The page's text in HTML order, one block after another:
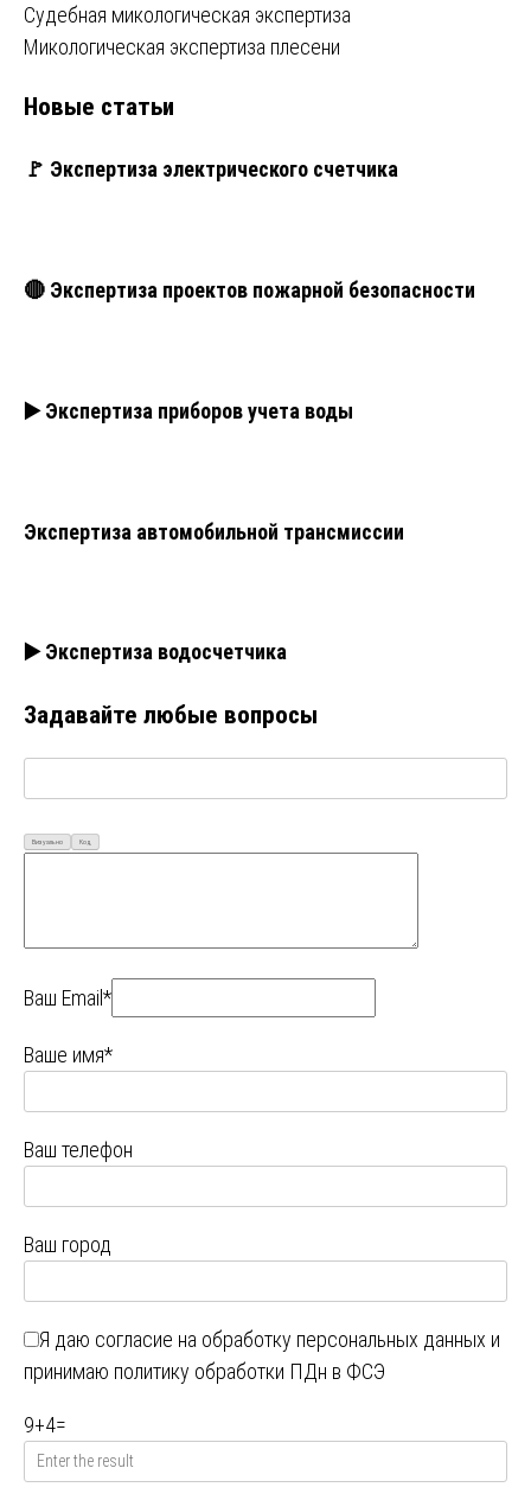
Судебная микологическая экспертиза
Микологическая экспертиза плесени
Новые статьи
🚩 Экспертиза электрического счетчика
🔴 Экспертиза проектов пожарной безопасности
▶️ Экспертиза приборов учета воды
Экспертиза автомобильной трансмиссии
▶️ Экспертиза водосчетчика
Задавайте любые вопросы
Визуально Код
Ваш Email*
Ваше имя*
Ваш телефон
Ваш город
Я даю согласие на обработку персональных данных и
принимаю политику обработки ПДн в ФСЭ
9+4=